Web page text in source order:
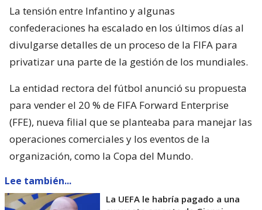
La tensión entre Infantino y algunas
confederaciones ha escalado en los últimos días al
divulgarse detalles de un proceso de la FIFA para
privatizar una parte de la gestión de los mundiales.
La entidad rectora del fútbol anunció su propuesta
para vender el 20 % de FIFA Forward Enterprise
(FFE), nueva filial que se planteaba para manejar las
operaciones comerciales y los eventos de la
organización, como la Copa del Mundo.
Lee también...
La UEFA le habría pagado a una